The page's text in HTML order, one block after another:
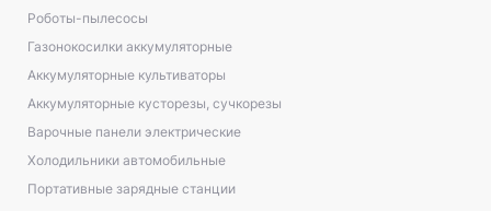
Роботы-пылесосы
Газонокосилки аккумуляторные
Аккумуляторные культиваторы
Аккумуляторные кусторезы, сучкорезы
Варочные панели электрические
Холодильники автомобильные
Портативные зарядные станции